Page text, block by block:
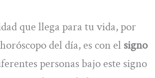
que llega para tu vida, por
del día, es con el signo
personas bajo este signo